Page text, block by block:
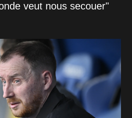
veut nous secouer"